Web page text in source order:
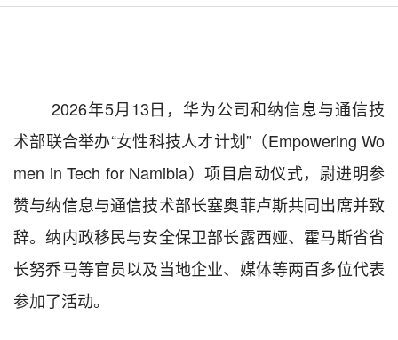
2026年5月13日，华为公司和纳信息与通信技
术部联合举办“女性科技人才计划”（Empowering Wo
men in Tech for Namibia）项目启动仪式，尉进明参
赞与纳信息与通信技术部长塞奥菲卢斯共同出席并致
辞。纳内政移民与安全保卫部长露西娅、霍马斯省省
长努乔马等官员以及当地企业、媒体等两百多位代表
参加了活动。